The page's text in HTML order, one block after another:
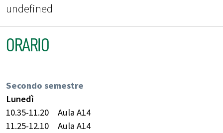
undefined
ORARIO
Secondo semestre
Lunedì
10.35-11.20
Aula A14
11.25-12.10
Aula A14